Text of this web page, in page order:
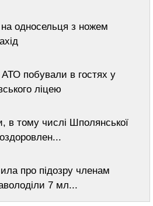
на односельця з ножем
АТО побували в гостях у
ліцею
в тому числі Шполянської
про підозру членам
7 мл...